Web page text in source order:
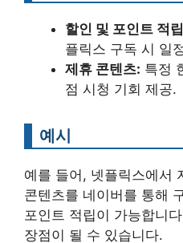
할인 및 포인트 적
플릭스 구독 시 일
제휴 콘텐츠: 특정
점 시청 기회 제공.
예시
예를 들어, 넷플릭스에서
콘텐츠를 네이버를 통해
포인트 적립이 가능합니
장점이 될 수 있습니다.